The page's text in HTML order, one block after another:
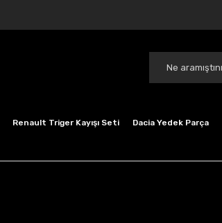
Renault Triger Kayışı Seti Dacia Yedek Parça